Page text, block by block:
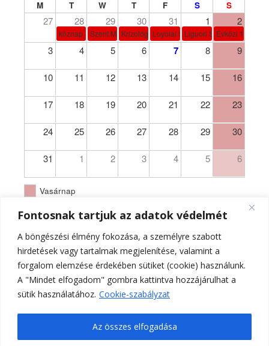
Fontosnak tartjuk az adatok védelmét
A böngészési élmény fokozása, a személyre szabott
hirdetések vagy tartalmak megjelenítése, valamint a
forgalom elemzése érdekében sütiket (cookie) használunk.
A "Mindet elfogadom" gombra kattintva hozzájárulhat a
sütik használatához. Cookie-szabályzat
Az összes elfogadása
M T W T F S S
27 28 29 30 31 1 2
köznap Szent Márta, Mária és Lázár
Krizológ Szent Péter
Loyolai Szent IgnácLiguori Szent Alfonz pk-et.
Évközi 18.
3 4 5 6 7 8 9
10 11 12 13 14 15 16
17 18 19 20 21 22 23
24 25 26 27 28 29 30
31 1 2 3 4 5 6
Vasárnap